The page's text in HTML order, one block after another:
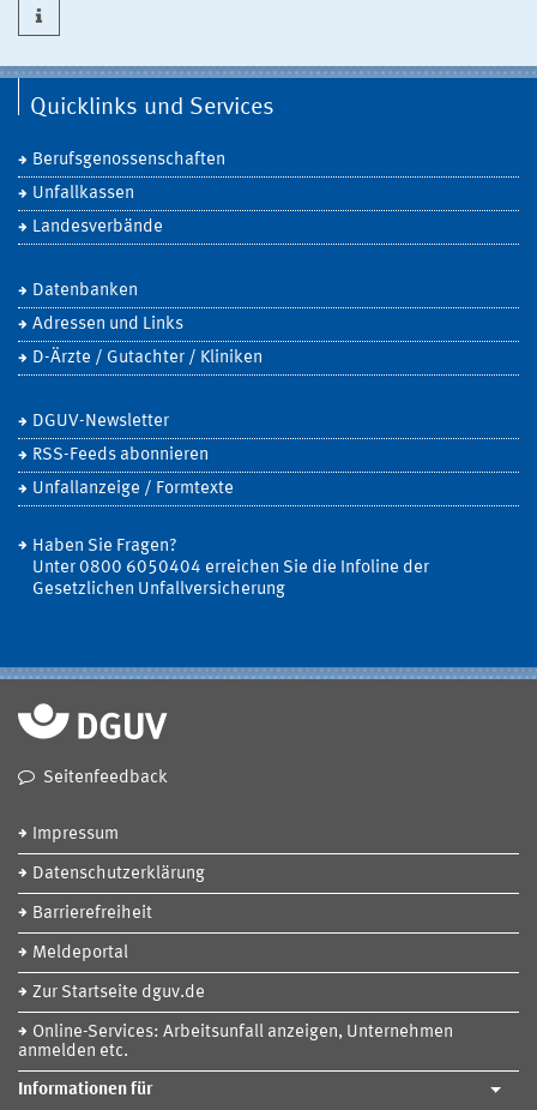
Quicklinks und Services
Berufsgenossenschaften
Unfallkassen
Landesverbände
Datenbanken
Adressen und Links
D-Ärzte / Gutachter / Kliniken
DGUV-Newsletter
RSS-Feeds abonnieren
Unfallanzeige / Formtexte
Haben Sie Fragen?
Unter 0800 6050404 erreichen Sie die Infoline der
Gesetzlichen Unfallversicherung
Seitenfeedback
Impressum
Datenschutzerklärung
Barrierefreiheit
Meldeportal
Zur Startseite dguv.de
Online-Services: Arbeitsunfall anzeigen, Unternehmen
anmelden etc.
Informationen für